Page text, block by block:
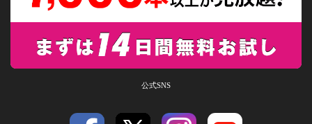
公式SNS